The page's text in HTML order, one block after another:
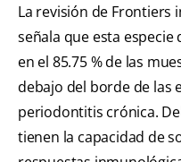
La revisión de Frontiers
señala que esta
en el 85.75 % de las
debajo del borde de las
periodontitis crónica.
tienen la capacidad de